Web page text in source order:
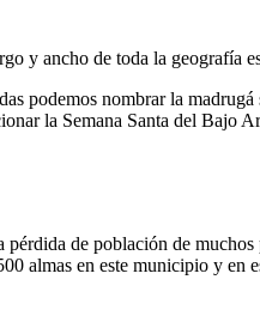
y ancho de toda la geografía
podemos nombrar la
la Semana Santa del Bajo
pérdida de población de
almas en este municipio y en